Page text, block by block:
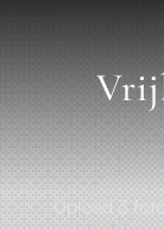
Upload 3